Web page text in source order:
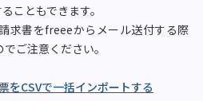
こともできます。
求書をfreeeからメール送付する際
ご注意ください。
をCSVで一括インポートする